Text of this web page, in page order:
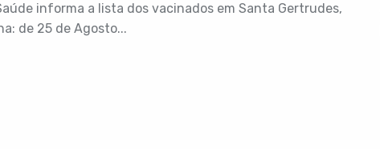
informa a lista dos vacinados em Santa Gertrudes,
de 25 de Agosto...